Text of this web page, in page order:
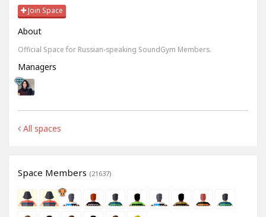
Join Space
About
Official Space for Russian-speaking SoundGym Members.
Managers
All spaces
Space Members (21637)